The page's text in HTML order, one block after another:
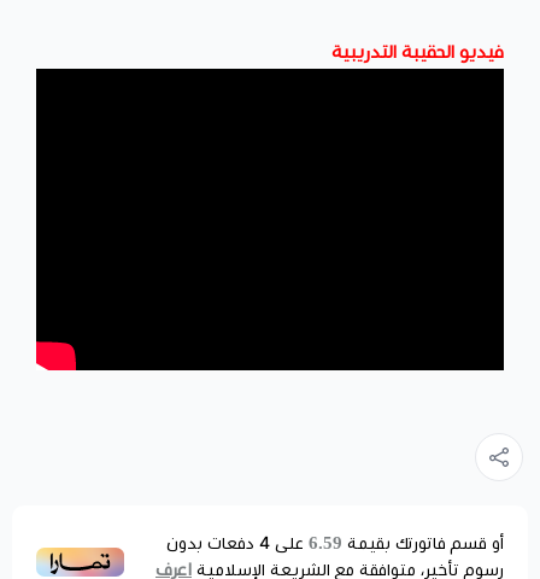
فيديو الحقيبة التدريبية
أو قسم فاتورتك بقيمة 6.59 على 4 دفعات بدون
رسوم تأخير، متوافقة مع الشريعة الإسلامية اعرف